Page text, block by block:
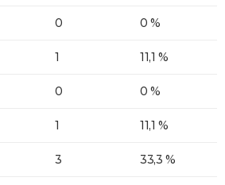
0 0 %
1 11,1 %
0 0 %
1 11,1 %
3 33,3 %